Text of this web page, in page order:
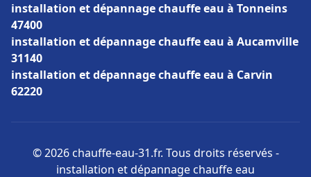
installation et dépannage chauffe eau à Tonneins
47400
installation et dépannage chauffe eau à Aucamville
31140
installation et dépannage chauffe eau à Carvin
62220
© 2026 chauffe-eau-31.fr. Tous droits réservés -
installation et dépannage chauffe eau